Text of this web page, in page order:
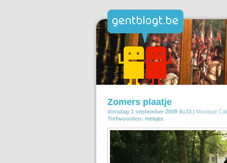
Zomers plaatje
dinsdag 1 september 2009 4u33 | Monique
Trefwoorden: meisjes